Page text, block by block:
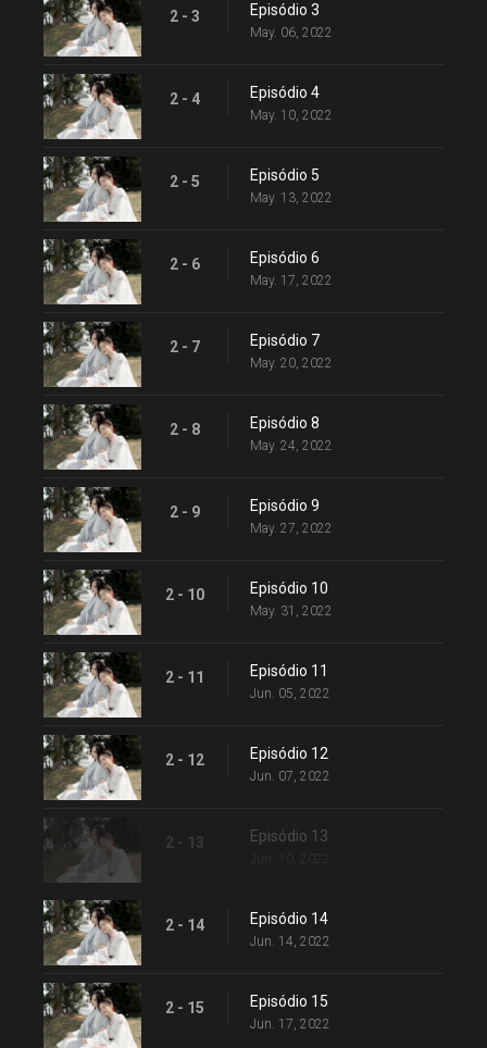
2 - 3 Episódio 3
May. 06, 2022
2 - 4 Episódio 4
May. 10, 2022
2 - 5 Episódio 5
May. 13, 2022
2 - 6 Episódio 6
May. 17, 2022
2 - 7 Episódio 7
May. 20, 2022
2 - 8 Episódio 8
May. 24, 2022
2 - 9 Episódio 9
May. 27, 2022
2 - 10 Episódio 10
May. 31, 2022
2 - 11 Episódio 11
Jun. 05, 2022
2 - 12 Episódio 12
Jun. 07, 2022
2 - 13 Episódio 13
2 - 14 Episódio 14
Jun. 14, 2022
2 - 15 Episódio 15
Jun. 17, 2022